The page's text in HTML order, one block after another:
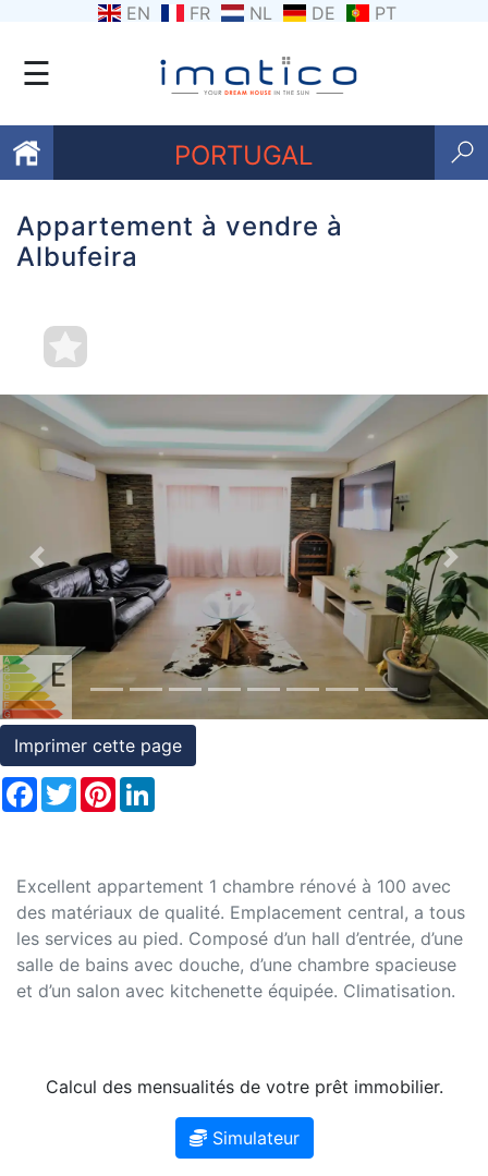
EN FR NL DE PT
☰
PORTUGAL
Favoris
nous
Contactez
nous
Termes
conditions
Témoignages
Conseils
Juridiques
Appartement à vendre à
Albufeira
Previous Next
Imprimer cette page
Facebook
TwitterPinterest
Excellent appartement 1 chambre rénové à 100 avec
des matériaux de qualité. Emplacement central, a tous
les services au pied. Composé d’un hall d’entrée, d’une
salle de bains avec douche, d’une chambre spacieuse
et d’un salon avec kitchenette équipée. Climatisation.
Calcul des mensualités de votre prêt immobilier.
Simulateur